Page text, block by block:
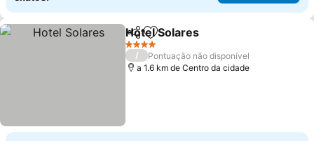
PartilharAdicionar aos favoritos
Hotel Solares
4 Estrelas
/
Pontuação não disponível
a 1.6 km de Centro da cidade